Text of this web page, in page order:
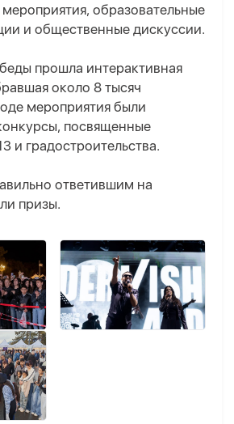
образовательные
и общественные дискуссии.
прошла интерактивная
около 8 тысяч
мероприятия были
посвященные
и градостроительства.
ответившим на
призы.